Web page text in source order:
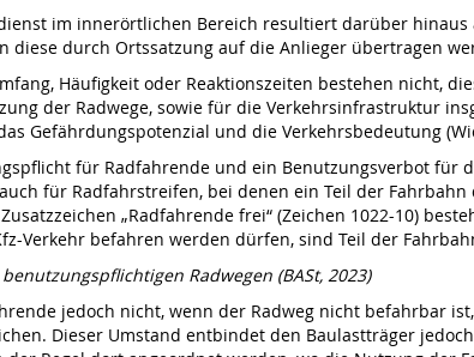
im innerörtlichen Bereich resultiert darüber
diese durch Ortssatzung auf die Anlieger übertragen
Häufigkeit oder Reaktionszeiten bestehen nicht,
der Radwege, sowie für die Verkehrsinfrastruktur
Gefährdungspotenzial und die Verkehrsbedeutung
für Radfahrende und ein Benutzungsverbot für
für Radfahrstreifen, bei denen ein Teil der
„Radfahrende frei“ (Zeichen 1022-10)
Verkehr befahren werden dürfen, sind Teil der
Radwegen (BASt, 2023)
jedoch nicht, wenn der Radweg nicht befahrbar
Dieser Umstand entbindet den Baulastträger